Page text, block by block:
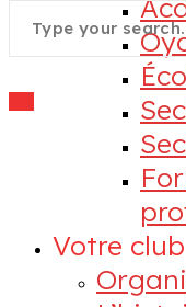
Votre club